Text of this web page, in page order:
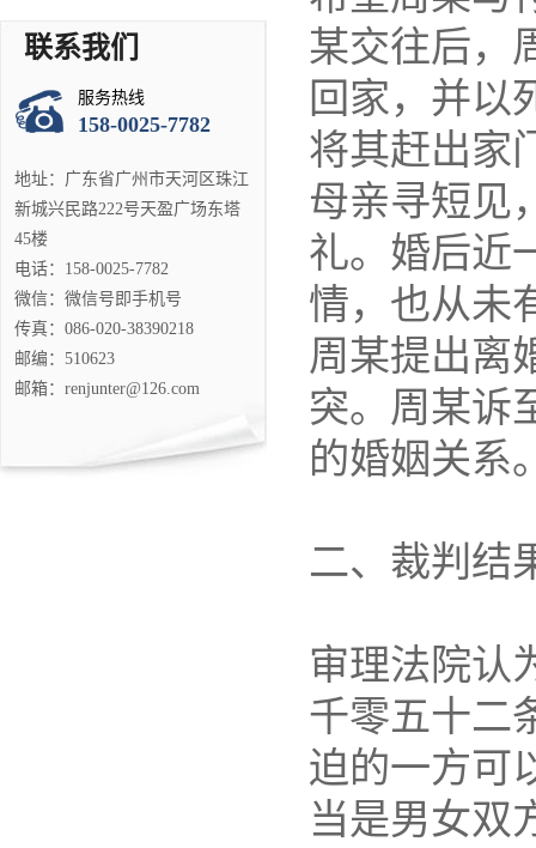
联系我们
服务热线
158-0025-7782
地址：广东省广州市天河区珠江
新城兴民路222号天盈广场东塔
45楼
电话：158-0025-7782
微信：微信号即手机号
传真：086-020-38390218
邮编：510623
邮箱：renjunter@126.com
某交往后，
回家，并以
将其赶出家
母亲寻短见
礼。婚后近
情，也从未
周某提出离
突。周某诉
的婚姻关系
二、裁判结
审理法院认
千零五十二
迫的一方可
当是男女双